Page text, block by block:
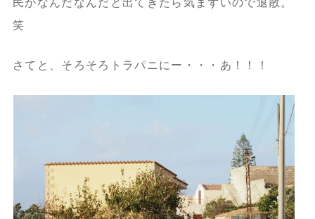
民がなんだなんだと出てきたら気まずいので退散。
笑
さてと、そろそろトラパニにー・・・あ！！！